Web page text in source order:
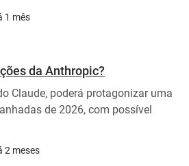
1 mês
da Anthropic?
Claude, poderá protagonizar uma
de 2026, com possível
2 meses